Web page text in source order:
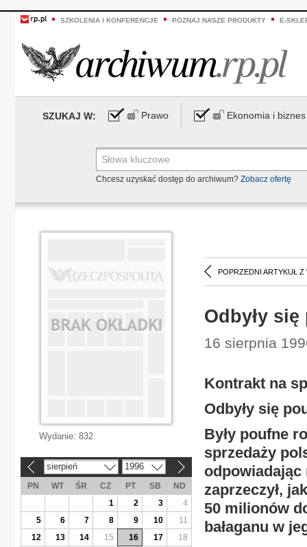
SZKOLENIA I KONFERENCJE POZNAJ NASZE PRODUKTY E-
SZUKAJ W: Prawo Ekonomia i biznes
Chcesz uzyskać dostęp do archiwum? Zobacz ofertę
POPRZEDNI ARTYKUŁ Z
Odbyły
16 sierpnia
Kontrakt na
Odbyły się
Były poufne
sprzedaży
zaprzeczył,
50 milionów
bałaganu w
Wydanie: 832
sierpień 1996
PN WT ŚR CZ PT SB
ND
1
2 3
4
5
6 7 8 9 10
11
12
13 14 15 16 17
18